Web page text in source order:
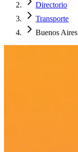
Directorio
Transporte
Buenos Aires